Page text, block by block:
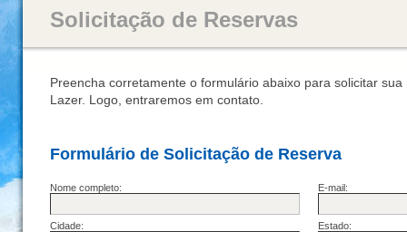
Solicitação de Reservas
Preencha corretamente o formulário abaixo para solicitar
Lazer. Logo, entraremos em contato.
Formulário de Solicitação de Reserva
Nome completo: E-mail:
Cidade: Estado: